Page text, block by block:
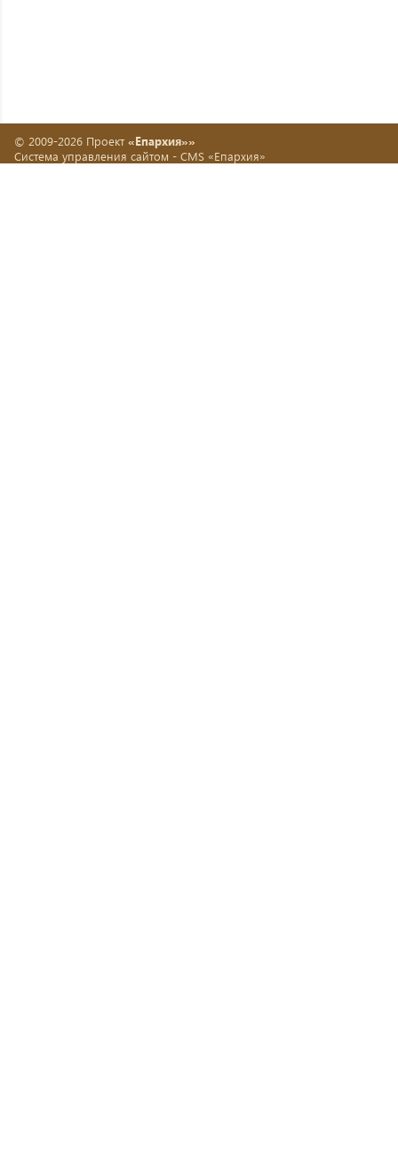
© 2009-2026 Проект «Епархия»»
Система управления сайтом - CMS «Епархия»